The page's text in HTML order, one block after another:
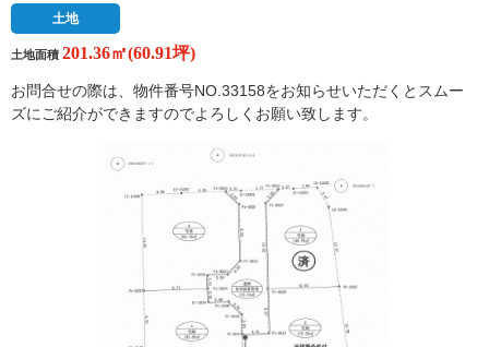
土地
土地面積 201.36㎡(60.91坪)
お問合せの際は、物件番号NO.33158をお知らせいただくとスムー
ズにご紹介ができますのでよろしくお願い致します。